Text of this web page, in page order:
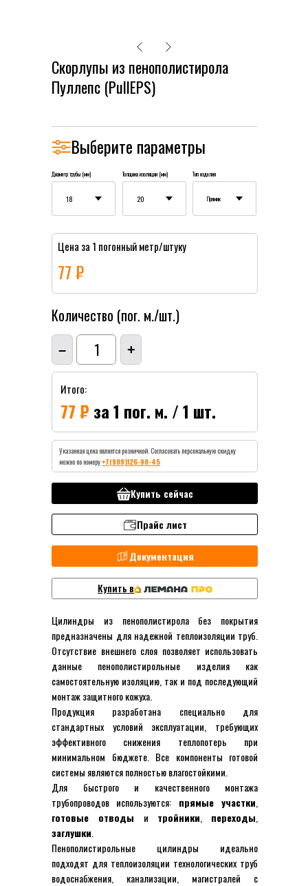
Купить сейчас
Цилиндры из пенополистирола без покрытия
предназначены для надежной теплоизоляции труб.
Отсутствие внешнего слоя позволяет использовать
данные пенополистирольные изделия как
самостоятельную изоляцию, так и под последующий
монтаж защитного кожуха.
Продукция разработана специально для
стандартных условий эксплуатации, требующих
эффективного снижения теплопотерь при
минимальном бюджете. Все компоненты готовой
системы являются полностью влагостойкими.
Для быстрого и качественного монтажа
трубопроводов используются: прямые участки
готовые отводы и тройники переходы
заглушки
Пенополистирольные цилиндры идеально
подходят для теплоизоляции технологических труб
водоснабжения, канализации, магистралей с
Скорлупы из пенополистирола
Пуллепс (PullEPS)
1 +
–
Купить в
Прайс лист
Документация
Количество (пог. м./шт.)
Диаметр трубы (мм) Толщина изоляции (мм) Тип изделия
77 ₽ за 1 пог. м. / 1 шт.
Итого:
Указанная цена является розничной. Согласовать персональную скидку
можно по номеру+7(989)126-98-45
77 ₽
Цена за 1 погонный метр/штуку
Выберите параметры